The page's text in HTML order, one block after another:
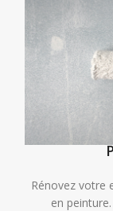
Rénovez votre
en